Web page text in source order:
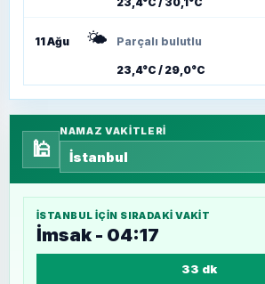
11 Ağu 🌤️ Parçalı bulutlu
23,4°C / 29,0°C
🕌
NAMAZ VAKITLERI
İSTANBUL IÇIN SIRADAKI VAKIT
İmsak - 04:17
33 dk